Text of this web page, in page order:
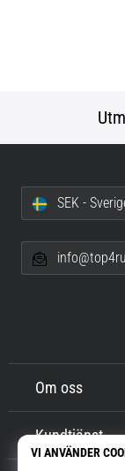
Om oss
Kundtjänst
SEK -